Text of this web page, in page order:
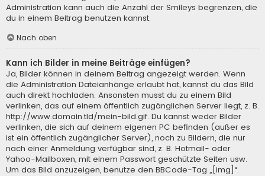
Administration kann auch die Anzahl der Smileys begrenzen, die
du in einem Beitrag benutzen kannst.
Nach oben
Kann ich Bilder in meine Beiträge einfügen?
Ja, Bilder können in deinem Beitrag angezeigt werden. Wenn
die Administration Dateianhänge erlaubt hat, kannst du das Bild
auch direkt hochladen. Ansonsten musst du zu einem Bild
verlinken, das auf einem öffentlich zugänglichen Server liegt, z. B.
http://www.domain.tld/mein-bild.gif. Du kannst weder Bilder
verlinken, die sich auf deinem eigenen PC befinden (außer es
ist ein öffentlich zugänglicher Server), noch zu Bildern, die nur
nach einer Anmeldung verfügbar sind, z. B. Hotmail- oder
Yahoo-Mailboxen, mit einem Passwort geschützte Seiten usw.
Um das Bild anzuzeigen, benutze den BBCode-Tag „[img]“.